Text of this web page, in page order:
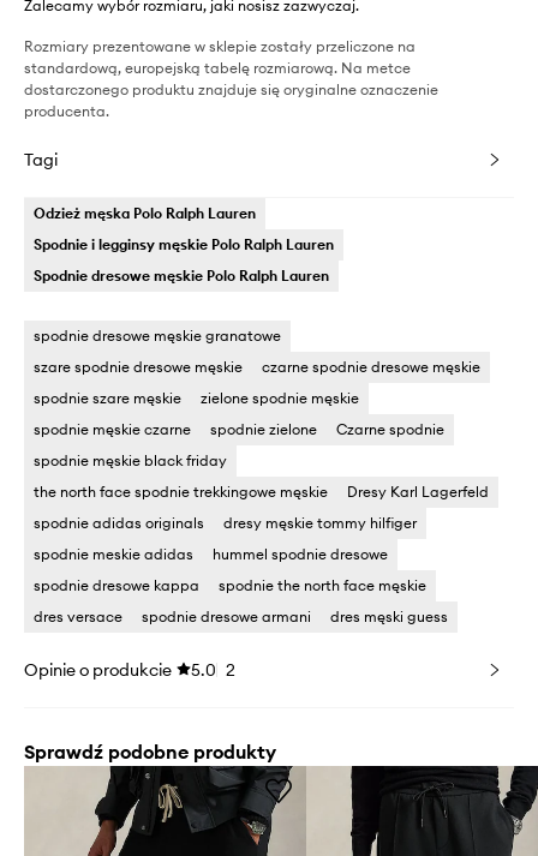
Zalecamy wybór rozmiaru, jaki nosisz zazwyczaj.
Rozmiary prezentowane w sklepie zostały przeliczone na
standardową, europejską tabelę rozmiarową. Na metce
dostarczonego produktu znajduje się oryginalne oznaczenie
producenta.
Tagi
Odzież męska Polo Ralph Lauren
Spodnie i legginsy męskie Polo Ralph Lauren
Spodnie dresowe męskie Polo Ralph Lauren
spodnie dresowe męskie granatowe
szare spodnie dresowe męskie
czarne spodnie dresowe męskie
spodnie szare męskie
zielone spodnie męskie
spodnie męskie czarne
spodnie zielone
Czarne spodnie
spodnie męskie black friday
the north face spodnie trekkingowe męskie
Dresy Karl Lagerfeld
spodnie adidas originals
dresy męskie tommy hilfiger
spodnie meskie adidas
hummel spodnie dresowe
spodnie dresowe kappa
spodnie the north face męskie
dres versace
spodnie dresowe armani dres męski guess
Opinie o produkcie 5.0 2
Sprawdź podobne produkty